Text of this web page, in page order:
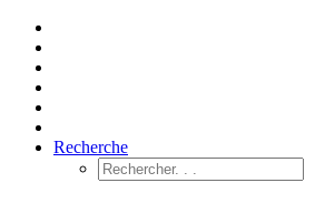
Recherche